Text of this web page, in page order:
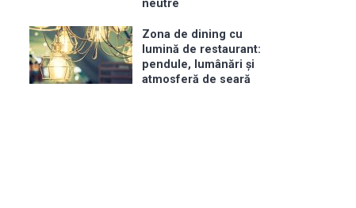
neutre
Zona de dining cu
lumină de restaurant:
pendule, lumânări și
atmosferă de seară